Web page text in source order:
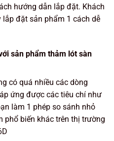
hướng dẫn lắp đặt. Khách
đặt sản phẩm 1 cách dễ
sản phẩm thảm lót sàn
có quá nhiều các dòng
ứng được các tiêu chí như
làm 1 phép so sánh nhỏ
phổ biến khác trên thị trường